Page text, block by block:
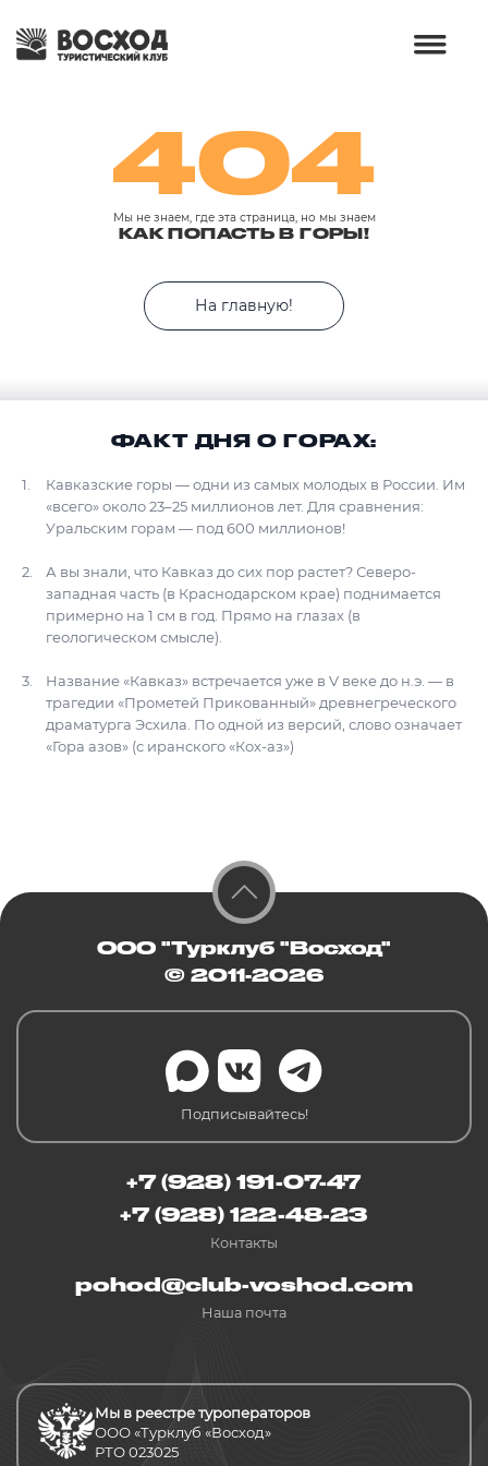
404
Мы не знаем, где эта страница, но мы знаем
КАК ПОПАСТЬ В ГОРЫ!
На главную!
ФАКТ ДНЯ О ГОРАХ:
Кавказские горы — одни из самых молодых в России. Им
«всего» около 23–25 миллионов лет. Для сравнения:
Уральским горам — под 600 миллионов!
А вы знали, что Кавказ до сих пор растет? Северо-
западная часть (в Краснодарском крае) поднимается
примерно на 1 см в год. Прямо на глазах (в
геологическом смысле).
Название «Кавказ» встречается уже в V веке до н.э. — в
трагедии «Прометей Прикованный» древнегреческого
драматурга Эсхила. По одной из версий, слово означает
«Гора азов» (с иранского «Кох-аз»)
ООО "Турклуб "Восход"
© 2011-2026
Подписывайтесь!
+7 (928) 191-07-47
+7 (928) 122-48-23
Контакты
pohod@club-voshod.com
Наша почта
Мы в реестре туроператоров
ООО «Турклуб «Восход»
РТО 023025